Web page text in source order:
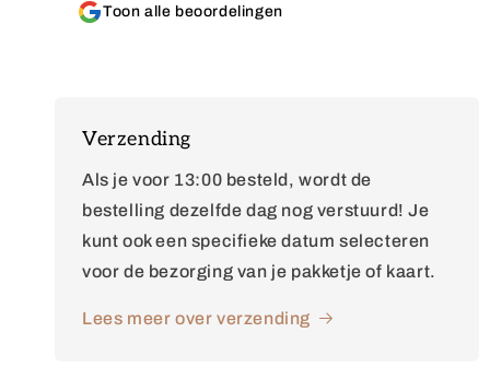
Toon alle beoordelingen
Verzending
Als je voor 13:00 besteld, wordt de
bestelling dezelfde dag nog verstuurd! Je
kunt ook een specifieke datum selecteren
voor de bezorging van je pakketje of kaart.
Lees meer over verzending